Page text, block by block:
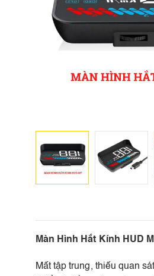
Màn Hình Hắt Kính HUD
Mất tập trung, thiếu quan